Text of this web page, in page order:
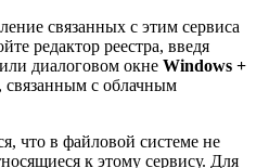
связанных с этим сервиса
редактор реестра, введя
диалоговом окне Windows +
связанным с облачным
что в файловой системе не
к этому сервису. Для